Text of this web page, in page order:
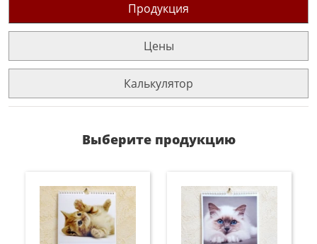
Продукция
Цены
Калькулятор
Выберите продукцию